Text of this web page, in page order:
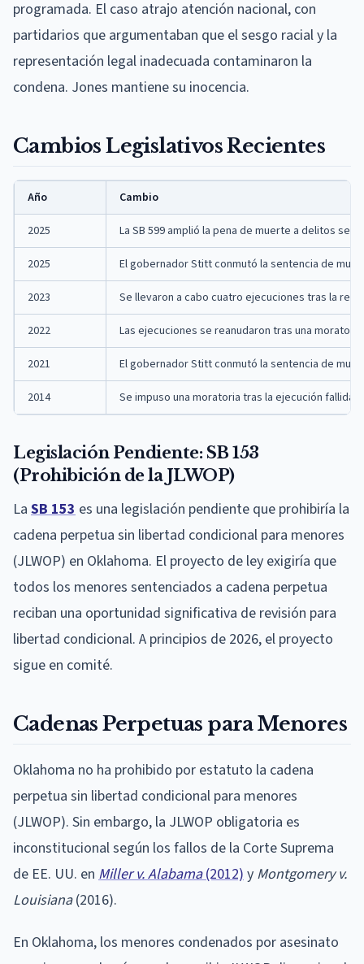
programada. El caso atrajo atención nacional, con
partidarios que argumentaban que el sesgo racial y la
representación legal inadecuada contaminaron la
condena. Jones mantiene su inocencia.
Cambios Legislativos Recientes
Año Cambio
2025 La SB 599 amplió la pena de muerte a delitos
2025 El gobernador Stitt conmutó la sentencia de
2023 Se llevaron a cabo cuatro ejecuciones tras la
2022 Las ejecuciones se reanudaron tras una
2021 El gobernador Stitt conmutó la sentencia de
2014 Se impuso una moratoria tras la ejecución fallida
Legislación Pendiente: SB 153
(Prohibición de la JLWOP)
La SB 153 es una legislación pendiente que prohibiría la
cadena perpetua sin libertad condicional para menores
(JLWOP) en Oklahoma. El proyecto de ley exigiría que
todos los menores sentenciados a cadena perpetua
reciban una oportunidad significativa de revisión para
libertad condicional. A principios de 2026, el proyecto
sigue en comité.
Cadenas Perpetuas para Menores
Oklahoma no ha prohibido por estatuto la cadena
perpetua sin libertad condicional para menores
(JLWOP). Sin embargo, la JLWOP obligatoria es
inconstitucional según los fallos de la Corte Suprema
de EE. UU. en Miller v. Alabama(2012) y Montgomery v.
Louisiana(2016).
En Oklahoma, los menores condenados por asesinato